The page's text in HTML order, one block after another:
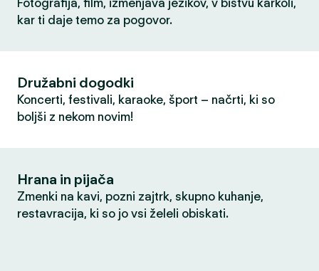
Fotografija, film, izmenjava jezikov, v bistvu karkoli,
kar ti daje temo za pogovor.
Družabni dogodki
Koncerti, festivali, karaoke, šport – načrti, ki so
boljši z nekom novim!
Hrana in pijača
Zmenki na kavi, pozni zajtrk, skupno kuhanje,
restavracija, ki so jo vsi želeli obiskati.